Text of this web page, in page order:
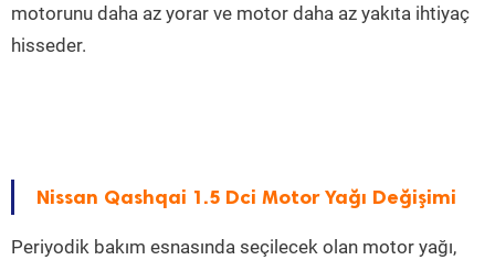
motorunu daha az yorar ve motor daha az yakıta ihtiyaç
hisseder.
Nissan Qashqai 1.5 Dci Motor Yağı Değişimi
Periyodik bakım esnasında seçilecek olan motor yağı,